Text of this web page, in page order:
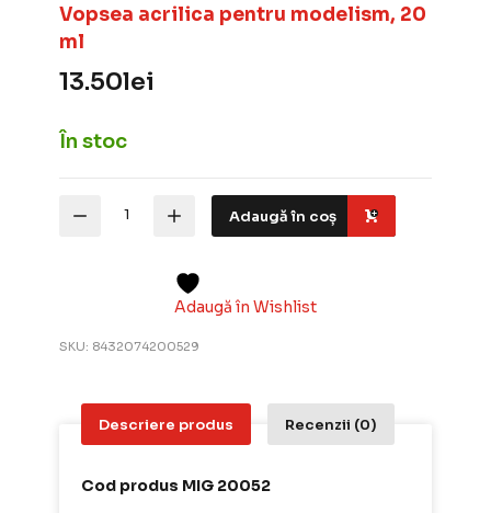
Vopsea acrilica pentru modelism, 20
ml
13.50lei
În stoc
ATOM
Vopsea
modelism,
Adaugă în coș
Adaugă în Wishlist
SKU: 8432074200529
Descriere produs Recenzii (0)
Cod produs MIG 20052